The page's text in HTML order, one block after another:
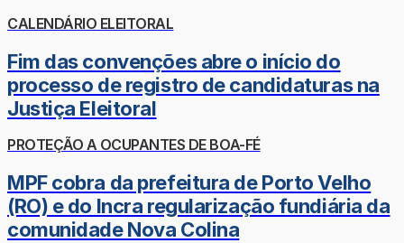
CALENDÁRIO ELEITORAL
Fim das convenções abre o início do
processo de registro de candidaturas na
Justiça Eleitoral
PROTEÇÃO A OCUPANTES DE BOA-FÉ
MPF cobra da prefeitura de Porto Velho
(RO) e do Incra regularização fundiária da
comunidade Nova Colina